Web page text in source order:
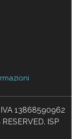
13868590962
ISP